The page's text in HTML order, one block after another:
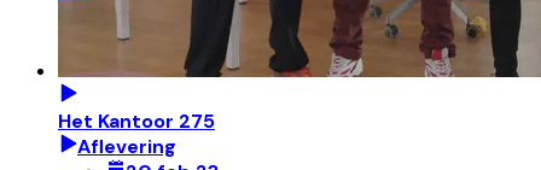
Het Kantoor 275
Aflevering